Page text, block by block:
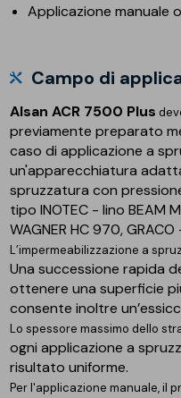
Applicazione manuale
Campo di
Alsan ACR 7500 Plus
previamente preparato
caso di applicazione a
un'apparecchiatura
spruzzatura con
tipo INOTEC - lino BEAM
WAGNER HC 970,
L’impermeabilizzazione a
Una successione rapida
ottenere una superficie
consente inoltre
Lo spessore massimo dello
ogni applicazione a
risultato uniforme.
Per l'applicazione manuale, il